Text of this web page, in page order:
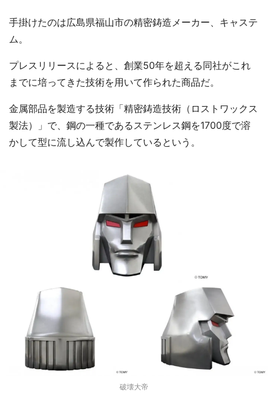
手掛けたのは広島県福山市の精密鋳造メーカー、キャステ
ム。
プレスリリースによると、創業50年を超える同社がこれ
までに培ってきた技術を用いて作られた商品だ。
金属部品を製造する技術「精密鋳造技術（ロストワックス
製法）」で、鋼の一種であるステンレス鋼を1700度で溶
かして型に流し込んで製作しているという。
破壊大帝